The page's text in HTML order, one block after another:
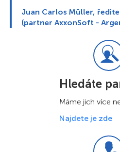
Juan Carlos Müller,
(partner AxxonSoft -
Hledáte
Máme jich více
Najdete je zde